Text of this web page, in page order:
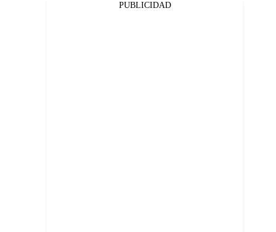
PUBLICIDAD